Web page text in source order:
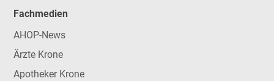
Fachmedien
AHOP-News
Ärzte Krone
Apotheker Krone